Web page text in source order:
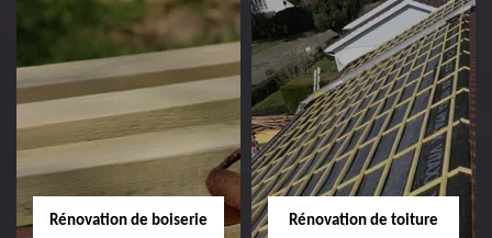
Rénovation de boiserie
Rénovation de toiture